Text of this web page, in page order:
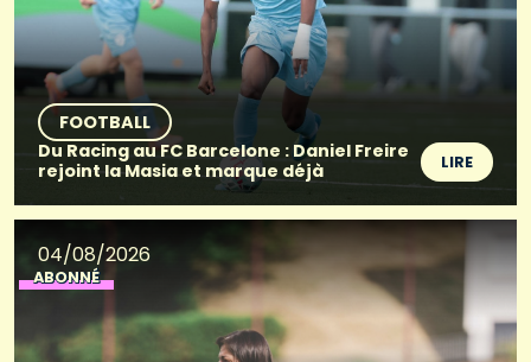
FOOTBALL
Du Racing au FC Barcelone : Daniel Freire
rejoint la Masia et marque déjà
LIRE
04/08/2026
ABONNÉ